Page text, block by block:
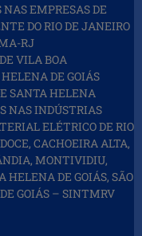
EMPRESAS DE
DO RIO DE JANEIRO
RJ
VILA BOA
DE GOIÁS
SANTA HELENA
NAS INDÚSTRIAS
ELÉTRICO DE RIO
CACHOEIRA ALTA,
MONTIVIDIU,
HELENA DE GOIÁS, SÃO
GOIÁS – SINTMRV